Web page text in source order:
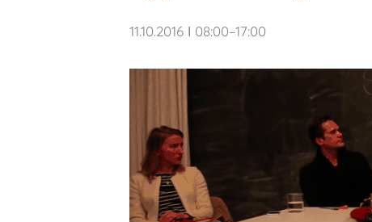
11.10.2016 ǀ 08:00–17:00